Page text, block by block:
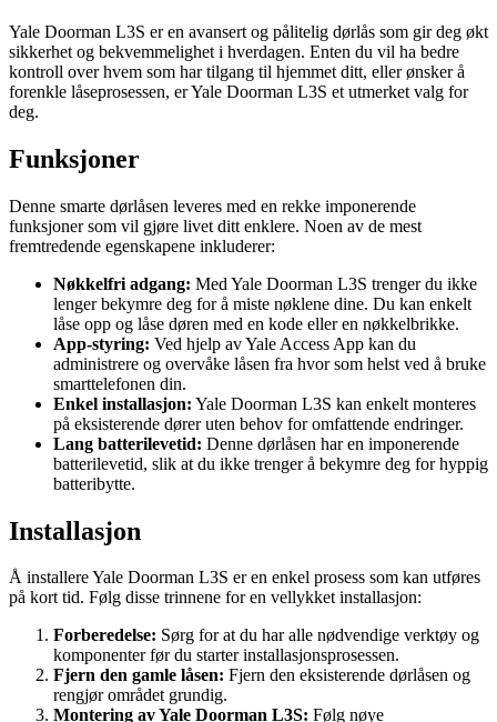
Yale Doorman L3S er en avansert og pålitelig dørlås som gir deg økt
sikkerhet og bekvemmelighet i hverdagen. Enten du vil ha bedre
kontroll over hvem som har tilgang til hjemmet ditt, eller ønsker å
forenkle låseprosessen, er Yale Doorman L3S et utmerket valg for
deg.
Funksjoner
Denne smarte dørlåsen leveres med en rekke imponerende
funksjoner som vil gjøre livet ditt enklere. Noen av de mest
fremtredende egenskapene inkluderer:
Nøkkelfri adgang: Med Yale Doorman L3S trenger du ikke
lenger bekymre deg for å miste nøklene dine. Du kan enkelt
låse opp og låse døren med en kode eller en nøkkelbrikke.
App-styring: Ved hjelp av Yale Access App kan du
administrere og overvåke låsen fra hvor som helst ved å bruke
smarttelefonen din.
Enkel installasjon: Yale Doorman L3S kan enkelt monteres
på eksisterende dører uten behov for omfattende endringer.
Lang batterilevetid: Denne dørlåsen har en imponerende
batterilevetid, slik at du ikke trenger å bekymre deg for hyppig
batteribytte.
Installasjon
Å installere Yale Doorman L3S er en enkel prosess som kan utføres
på kort tid. Følg disse trinnene for en vellykket installasjon:
Forberedelse: Sørg for at du har alle nødvendige verktøy og
komponenter før du starter installasjonsprosessen.
Fjern den gamle låsen: Fjern den eksisterende dørlåsen og
rengjør området grundig.
Montering av Yale Doorman L3S: Følg nøye